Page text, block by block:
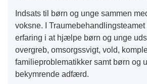
Indsats til børn og unge sammen
voksne. I
erfaring i at hjælpe børn og unge
overgreb, omsorgssvigt, vold,
familieproblematikker samt børn og
bekymrende adfærd.